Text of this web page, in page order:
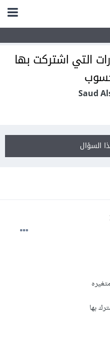
التي اشتركت بها
السؤال
بها